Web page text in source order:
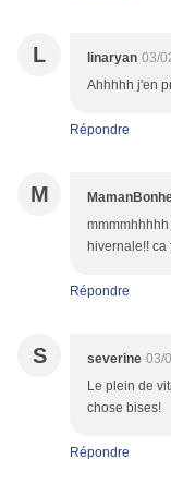
L linaryan 03/
Ahhhhh j'en
Répondre
M
hivernale!!
Répondre
S severine 03/
Le plein de
chose bises!
Répondre